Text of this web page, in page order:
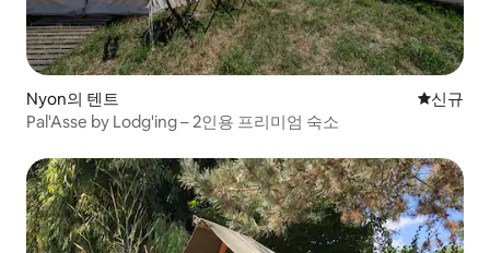
Nyon의 텐트 신규 숙소
신규
Pal'Asse by Lodg'ing – 2인용 프리미엄 숙소